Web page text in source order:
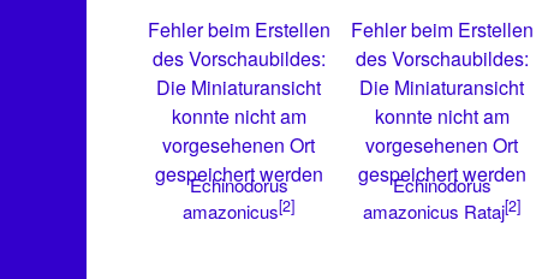
Fehler beim Erstellen
des Vorschaubildes:
Die Miniaturansicht
konnte nicht am
vorgesehenen Ort
gespeichert werden
Echinodorus
amazonicus[2]
Fehler beim Erstellen
des Vorschaubildes:
Die Miniaturansicht
konnte nicht am
vorgesehenen Ort
gespeichert werden
Echinodorus
amazonicus Rataj[2]